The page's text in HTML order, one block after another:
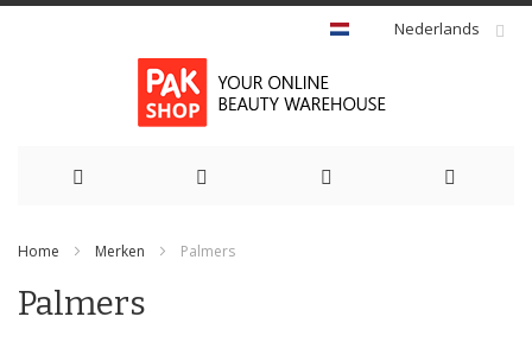
Nederlands
de
Home Merken Palmers
Palmers